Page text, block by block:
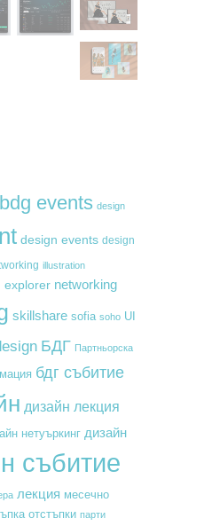
bdg events design
design events design
illustration
explorer networking
skillshare sofia soho UI
БДГ Партньорска
бдг събитие
дизайн лекция
нетуъркинг дизайн
събитие
лекция месечно
отстъпки парти